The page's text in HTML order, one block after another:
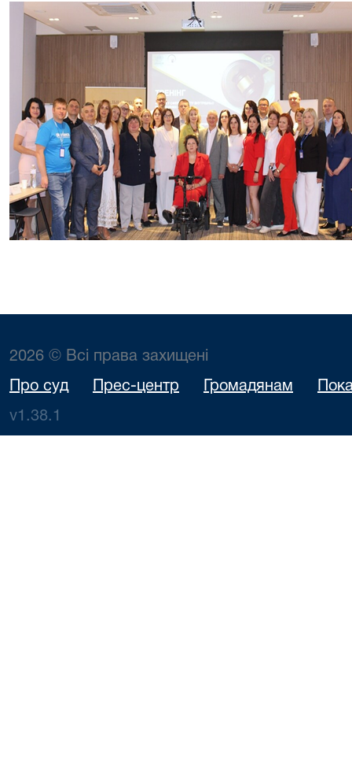
2026 © Всі права захищені
Про суд Прес-центр Громадянам
v1.38.1